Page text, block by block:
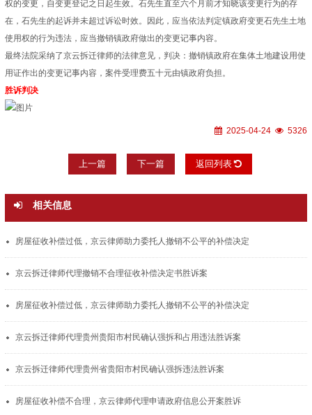
权的变更，自变更登记之日起生效。石先生直至六个月前才知晓该变更行为的存
在，石先生的起诉并未超过诉讼时效。因此，应当依法判定镇政府变更石先生土地
使用权的行为违法，应当撤销镇政府做出的变更记事内容。
最终法院采纳了京云拆迁律师的法律意见，判决：撤销镇政府在集体土地建设用使
用证作出的变更记事内容，案件受理费五十元由镇政府负担。
胜诉判决
2025-04-24 5326
上一篇 下一篇 返回列表
相关信息
房屋征收补偿过低，京云律师助力委托人撤销不公平的补偿决定
京云拆迁律师代理撤销不合理征收补偿决定书胜诉案
房屋征收补偿过低，京云律师助力委托人撤销不公平的补偿决定
京云拆迁律师代理贵州贵阳市村民确认强拆和占用违法胜诉案
京云拆迁律师代理贵州省贵阳市村民确认强拆违法胜诉案
房屋征收补偿不合理，京云律师代理申请政府信息公开案胜诉